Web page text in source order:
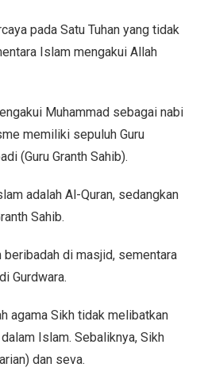
pada Satu Tuhan yang tidak
Islam mengakui Allah
Muhammad sebagai nabi
memiliki sepuluh Guru
(Guru Granth Sahib).
adalah Al-Quran, sedangkan
Sahib.
di masjid, sementara
Gurdwara.
agama Sikh tidak melibatkan
Islam. Sebaliknya, Sikh
dan seva.